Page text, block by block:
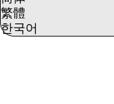
繁體
한국어